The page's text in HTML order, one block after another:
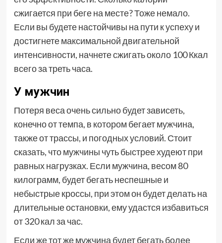
сжигается при беге на месте? Тоже немало.
Если вы будете настойчивы на пути к успеху и
достигнете максимальной двигательной
интенсивности, начнете сжигать около 100 Ккал
всего за треть часа.
У мужчин
Потеря веса очень сильно будет зависеть,
конечно от темпа, в котором бегает мужчина,
также от трассы, и погодных условий. Стоит
сказать, что мужчины чуть быстрее худеют при
равных нагрузках. Если мужчина, весом 80
килограмм, будет бегать неспешные и
небыстрые кроссы, при этом он будет делать на
длительные остановки, ему удастся избавиться
от 320 кал за час.
Если же тот же мужчина будет бегать более